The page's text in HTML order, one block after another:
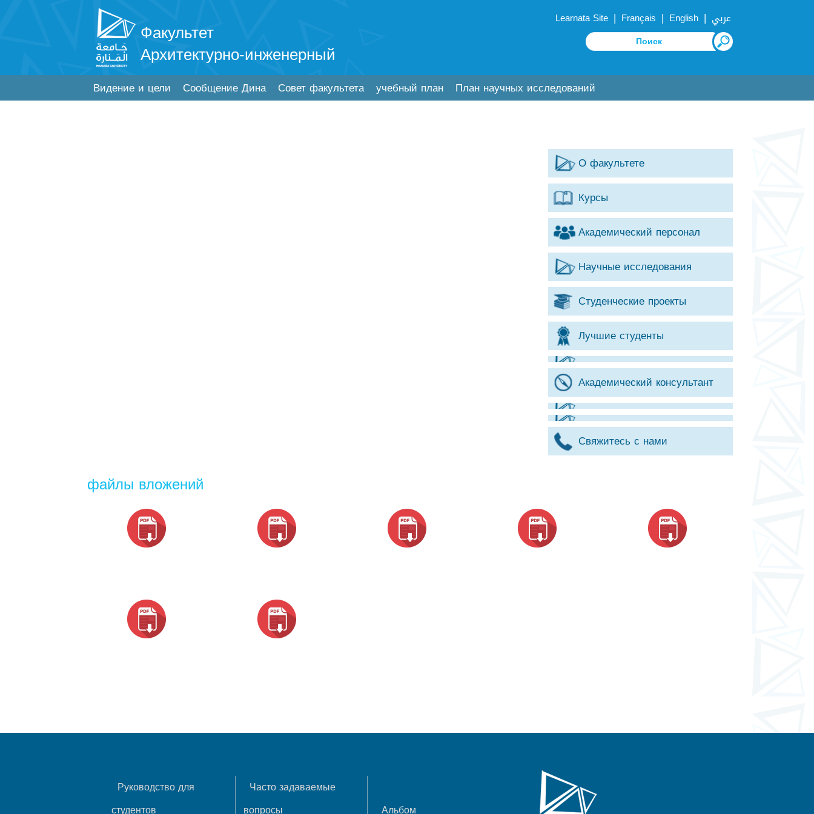
Факультет
Архитектурно-инженерный
Learnata Site | Français | English | عربي
Видение и цели Сообщение Дина Совет факультета учебный план План научных исследований
О факультете
Курсы
Академический персонал
Научные исследования
Студенческие проекты
Лучшие студенты
Академический консультант
Свяжитесь с нами
файлы вложений
Руководство для
Часто задаваемые